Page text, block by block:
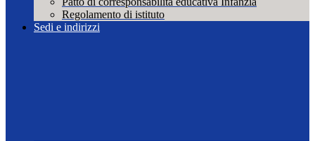
Regolamento di istituto
Sedi e indirizzi